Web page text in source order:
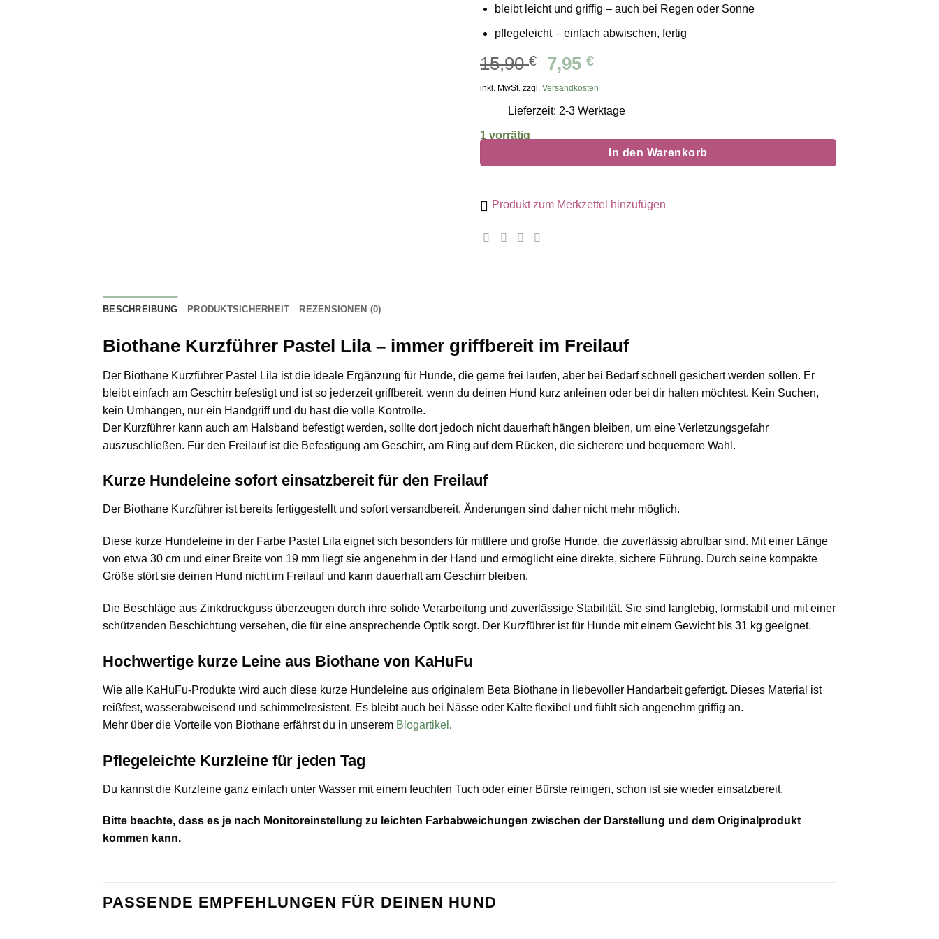
bleibt leicht und griffig – auch bei Regen oder Sonne
pflegeleicht – einfach abwischen, fertig
15,90€
Ursprünglicher
Preis
15,90 €
7,95 €Aktueller
Preis
7,95 €.
inkl. MwSt. zzgl. Versandkosten
Lieferzeit: 2-3 Werktage
1 vorrätig
In den Warenkorb
Produkt zum Merkzettel hinzufügen
BESCHREIBUNG PRODUKTSICHERHEIT REZENSIONEN (0)
Biothane Kurzführer Pastel Lila – immer griffbereit im Freilauf
Der Biothane Kurzführer Pastel Lila ist die ideale Ergänzung für Hunde, die gerne frei laufen, aber bei Bedarf schnell gesichert werden sollen. Er
bleibt einfach am Geschirr befestigt und ist so jederzeit griffbereit, wenn du deinen Hund kurz anleinen oder bei dir halten möchtest. Kein Suchen,
kein Umhängen, nur ein Handgriff und du hast die volle Kontrolle.
Der Kurzführer kann auch am Halsband befestigt werden, sollte dort jedoch nicht dauerhaft hängen bleiben, um eine Verletzungsgefahr
auszuschließen. Für den Freilauf ist die Befestigung am Geschirr, am Ring auf dem Rücken, die sicherere und bequemere Wahl.
Kurze Hundeleine sofort einsatzbereit für den Freilauf
Der Biothane Kurzführer ist bereits fertiggestellt und sofort versandbereit. Änderungen sind daher nicht mehr möglich.
Diese kurze Hundeleine in der Farbe Pastel Lila eignet sich besonders für mittlere und große Hunde, die zuverlässig abrufbar sind. Mit einer Länge
von etwa 30 cm und einer Breite von 19 mm liegt sie angenehm in der Hand und ermöglicht eine direkte, sichere Führung. Durch seine kompakte
Größe stört sie deinen Hund nicht im Freilauf und kann dauerhaft am Geschirr bleiben.
Die Beschläge aus Zinkdruckguss überzeugen durch ihre solide Verarbeitung und zuverlässige Stabilität. Sie sind langlebig, formstabil und mit einer
schützenden Beschichtung versehen, die für eine ansprechende Optik sorgt. Der Kurzführer ist für Hunde mit einem Gewicht bis 31 kg geeignet.
Hochwertige kurze Leine aus Biothane von KaHuFu
Wie alle KaHuFu-Produkte wird auch diese kurze Hundeleine aus originalem Beta Biothane in liebevoller Handarbeit gefertigt. Dieses Material ist
reißfest, wasserabweisend und schimmelresistent. Es bleibt auch bei Nässe oder Kälte flexibel und fühlt sich angenehm griffig an.
Mehr über die Vorteile von Biothane erfährst du in unserem Blogartikel .
Pflegeleichte Kurzleine für jeden Tag
Du kannst die Kurzleine ganz einfach unter Wasser mit einem feuchten Tuch oder einer Bürste reinigen, schon ist sie wieder einsatzbereit.
Bitte beachte, dass es je nach Monitoreinstellung zu leichten Farbabweichungen zwischen der Darstellung und dem Originalprodukt
kommen kann.
PASSENDE EMPFEHLUNGEN FÜR DEINEN HUND